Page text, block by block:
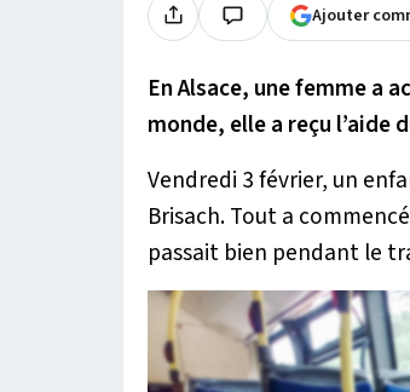
Ajouter
En Alsace, une femme a
monde, elle a reçu l’aide
Vendredi 3 février, un
Brisach. Tout a
passait bien pendant le